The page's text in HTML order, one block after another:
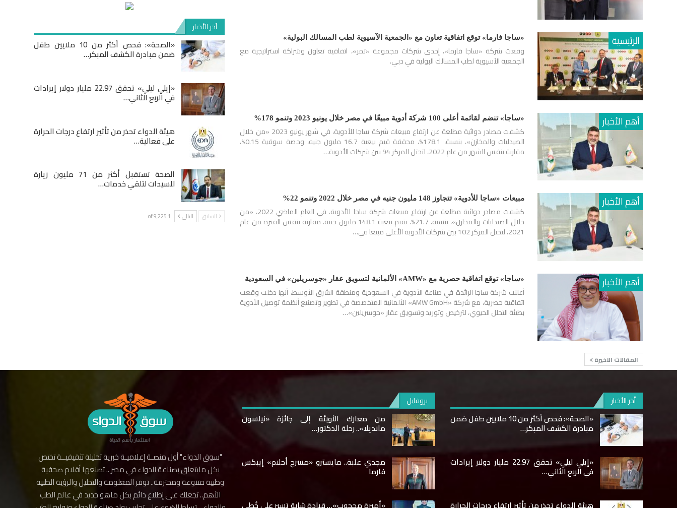
الرئيسية «ساجا فارما» توقع اتفاقية تعاون مع «الجمعية الآسيوية لطب المسالك البولية»
وقعت شركة «ساجا فارما»، إحدى شركات مجموعة «تمر»، اتفاقية تعاون وشراكة استراتيجية مع
الجمعية الآسيوية لطب المسالك البولية في دبي.
أهم الأخبار «ساجا» تنضم لقائمة أعلى 100 شركة أدوية مبيعًا في مصر خلال يونيو 2023 وتنمو 178%
كشفت مصادر دوائية مطلعة عن ارتفاع مبيعات شركة ساجا للأدوية، في شهر يونيو 2023 «من خلال
الصيدليات والمخازن»، بنسبة، 178.1%، محققة قيم بيعية 16.7 مليون جنيه، وحصة سوقية 0.15%،
مقارنة بنفس الشهر من عام 2022، لتحتل المركز 94 بين شركات الأدوية…
أهم الأخبار مبيعات «ساجا للأدوية» تتجاوز 148 مليون جنيه في مصر خلال 2022 وتنمو 22%
كشفت مصادر دوائية مطلعة عن ارتفاع مبيعات شركة ساجا للأدوية، في العام الماضي 2022، «من
خلال الصيدليات والمخازن»، بنسبة، 21.7%، بقيم بيعية 148.1 مليون جنيه، مقارنة بنفس الفترة من عام
2021، لتحتل المركز 102 بين شركات الأدوية الأعلى مبيعا في…
أهم الأخبار «ساجا» توقع اتفاقية حصرية مع «AMW» الألمانية لتسويق عقار «جوسريلين» في السعودية
أعلنت شركة ساجا الرائدة في صناعة الأدوية في السعودية ومنطقة الشرق الأوسط، أنها دخلت وقعت
اتفاقية حصرية، مع شركة «AMW GmbH» الألمانية المتخصصة في تطوير وتصنيع أنظمة توصيل الأدوية
بطيئة التحلل الحيوي، لترخيص وتوريد وتسويق عقار «جوسريلين»…
المقالات الاخيرة
آخر الأخبار
«الصحة»: فحص أكثر من 10 ملايين طفل
ضمن مبادرة الكشف المبكر…
«إيلي ليلي» تحقق 22.97 مليار دولار إيرادات
في الربع الثاني…
هيئة الدواء تحذر من تأثير ارتفاع درجات الحرارة
على فعالية…
الصحة تستقبل أكثر من 71 مليون زيارة
للسيدات لتلقي خدمات…
السابق التالى 1 of 9٬225
أخر الأخبار
«الصحة»: فحص أكثر من 10 ملايين طفل ضمن
مبادرة الكشف المبكر…
«إيلي ليلي» تحقق 22.97 مليار دولار إيرادات
في الربع الثاني…
هيئة الدواء تحذر من تأثير ارتفاع درجات الحرارة
بروفايل
من معارك الأوبئة إلى جائزة «نيلسون
مانديلا».. رحلة الدكتور…
مجدي علبة.. مايسترو «مسرح أحلام» إيبكس
فارما
«أميرة محجوب»… قيادة شابة تسير على خُطى
"سوق الدواء" أول منصـة إعلاميـة خبرية تحليلة تثقيفيــة تختص
بكل مايتعلق بصناعة الدواء في مصر .. تصنعها أقلام صحفية
وطبية متنوعة ومحترفة.. توفر المعلومة والتحليل والرؤية الطبية
الأهم.. تجعلك على إطلاع دائم بكل ماهو جديد في عالم الطب